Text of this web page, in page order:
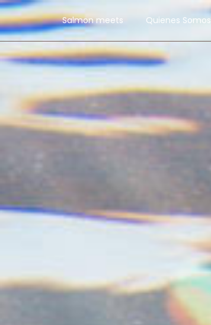
Salmon meets Quienes Somos